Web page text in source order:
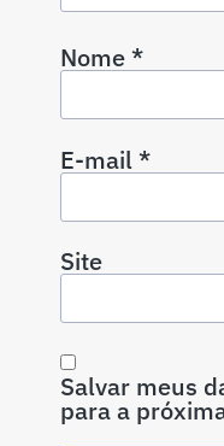
Nome*
E-mail*
Site
Salvar meus
para a